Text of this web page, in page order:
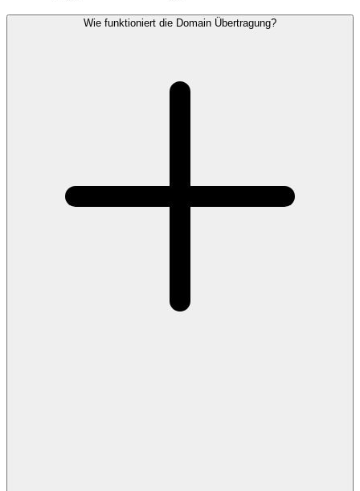
Wie funktioniert die Domain Übertragung?